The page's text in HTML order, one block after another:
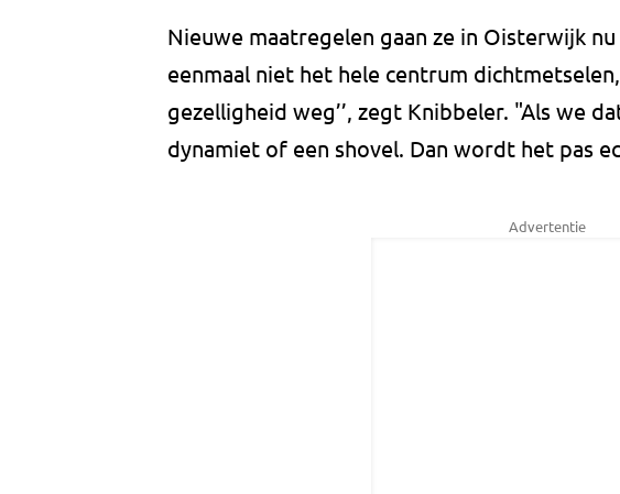
Nieuwe maatregelen gaan ze in Oisterwijk
eenmaal niet het hele centrum
gezelligheid weg’’, zegt Knibbeler. "Als we
dynamiet of een shovel. Dan wordt het pas
Advertentie